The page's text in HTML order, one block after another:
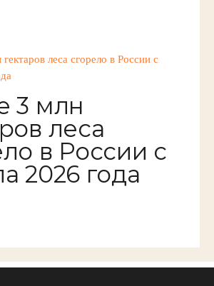
3 млн
леса
в России с
2026 года